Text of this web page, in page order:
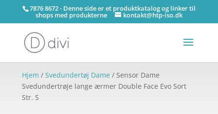
7876 8672 - Denne side er et produktkatalog og linker til
shops med produkterne kontakt@htp-iso.dk
Hjem / Svedundertøj Dame / Sensor Dame
Svedundertrøje lange ærmer Double Face Evo Sort
Str. S